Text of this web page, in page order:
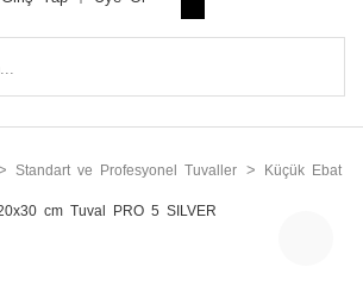
Standart ve Profesyonel Tuvaller Küçük Ebat